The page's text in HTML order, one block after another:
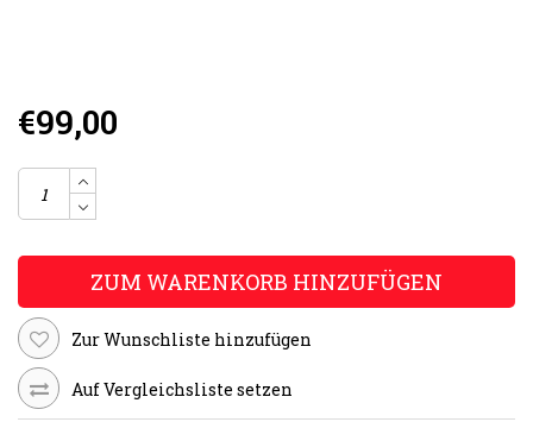
€99,00
ZUM WARENKORB HINZUFÜGEN
Zur Wunschliste hinzufügen
Auf Vergleichsliste setzen